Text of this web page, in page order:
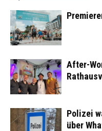
After-
Polizei
über